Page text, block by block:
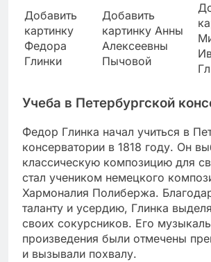
Добавить
картинку
Федора
Глинки
Добавить
картинку Анны
Алексеевны
Пычовой
Учеба в Петербургской
Федор Глинка начал учиться в
консерватории в 1818 году. Он
классическую композицию для
стал учеником немецкого
Хармоналия Полибержа.
таланту и усердию, Глинка
своих сокурсников. Его
произведения были отмечены
и вызывали похвалу.